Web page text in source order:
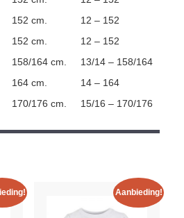
152 cm.
12 – 152
152 cm.
12 – 152
158/164 cm.
13/14 – 158/164
164 cm.
14 – 164
170/176 cm. 15/16 – 170/176
Aanbieding!